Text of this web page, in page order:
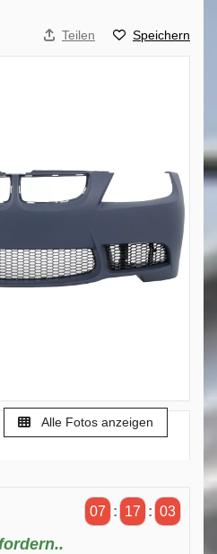
Teilen Speichern
Alle Fotos anzeigen
07 : 17 : 02